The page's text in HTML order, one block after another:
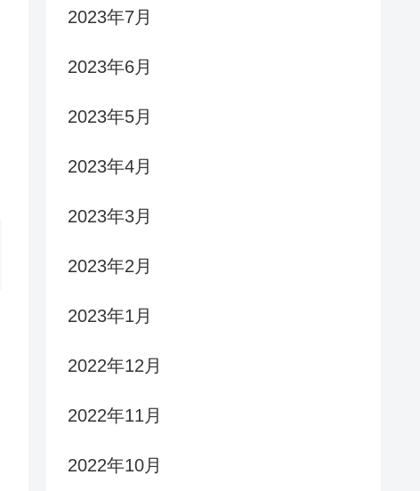
2023年7月
2023年6月
2023年5月
2023年4月
2023年3月
2023年2月
2023年1月
2022年12月
2022年11月
2022年10月